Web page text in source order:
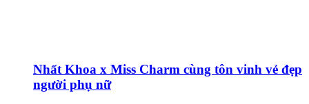
Nhất Khoa x Miss Charm cùng tôn vinh vẻ đẹp
người phụ nữ